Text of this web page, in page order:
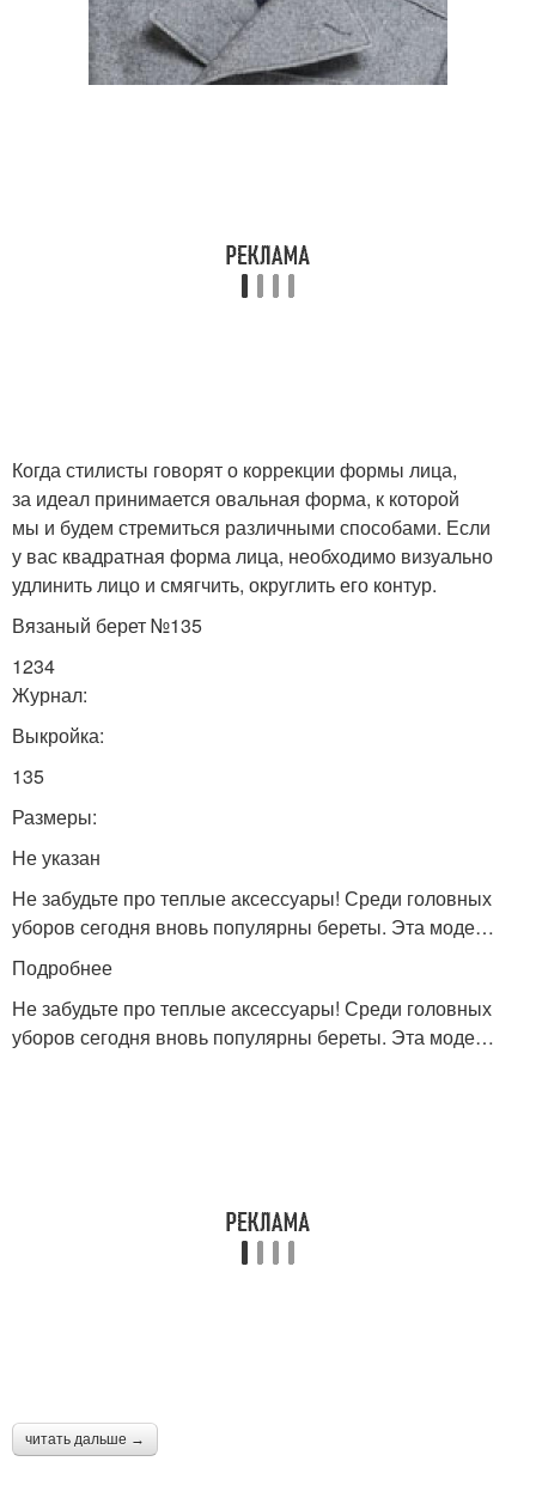
Когда стилисты говорят о коррекции формы лица,
за идеал принимается овальная форма, к которой
мы и будем стремиться различными способами. Если
у вас квадратная форма лица, необходимо визуально
удлинить лицо и смягчить, округлить его контур.
Вязаный берет №135
1234
Журнал:
Выкройка:
135
Размеры:
Не указан
Не забудьте про теплые аксессуары! Среди головных
уборов сегодня вновь популярны береты. Эта моде…
Подробнее
Не забудьте про теплые аксессуары! Среди головных
уборов сегодня вновь популярны береты. Эта моде…
читать дальше →